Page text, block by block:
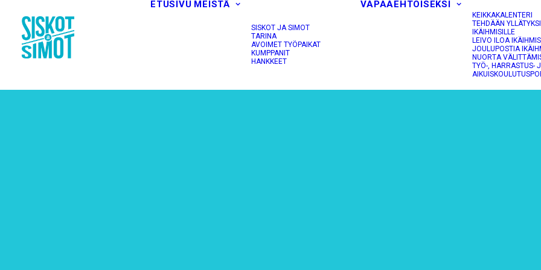
ETUSIVU MEISTÄ
SISKOT JA SIMOT
TARINA
AVOIMET TYÖPAIKAT
KUMPPANIT
HANKKEET
VAPAAEHTOISEKSI
KEIKKAKALENTERI
TEHDÄÄN
IKÄIHMISILLE
LEIVO ILOA
JOULUPOSTIA
NUORTA
TYÖ-, HARRASTUS-